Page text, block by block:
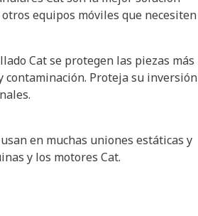
equipos móviles que necesiten
Cat se protegen las piezas más
contaminación. Proteja su inversión
en muchas uniones estáticas y
y los motores Cat.